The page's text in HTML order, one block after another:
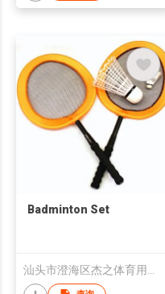
Badminton Set